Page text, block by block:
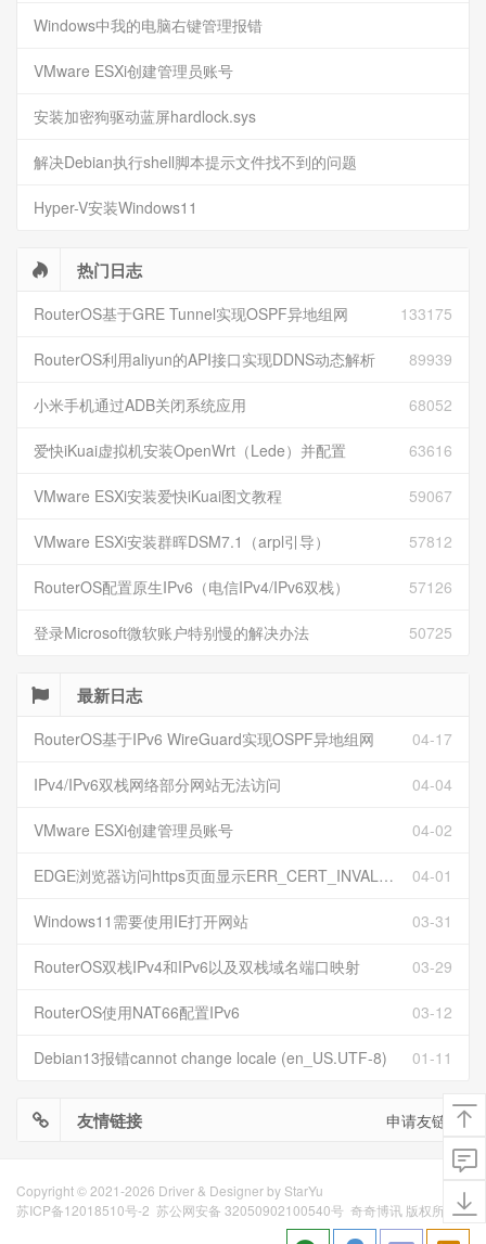
Windows中我的电脑右键管理报错
VMware ESXi创建管理员账号
安装加密狗驱动蓝屏hardlock.sys
解决Debian执行shell脚本提示文件找不到的问题
Hyper-V安装Windows11
热门日志
133175
RouterOS基于GRE Tunnel实现OSPF异地组网
89939
RouterOS利用aliyun的API接口实现DDNS动态解析
68052
小米手机通过ADB关闭系统应用
63616
爱快iKuai虚拟机安装OpenWrt（Lede）并配置
59067
VMware ESXi安装爱快iKuai图文教程
57812
VMware ESXi安装群晖DSM7.1（arpl引导）
57126
RouterOS配置原生IPv6（电信IPv4/IPv6双栈）
50725
登录Microsoft微软账户特别慢的解决办法
最新日志
04-17
RouterOS基于IPv6 WireGuard实现OSPF异地组网
04-04
IPv4/IPv6双栈网络部分网站无法访问
04-02
VMware ESXi创建管理员账号
04-01
EDGE浏览器访问https页面显示ERR_CERT_INVALID且无法跳过继续访问
03-31
Windows11需要使用IE打开网站
03-29
RouterOS双栈IPv4和IPv6以及双栈域名端口映射
03-12
RouterOS使用NAT66配置IPv6
01-11
Debian13报错cannot change locale (en_US.UTF-8)
友情链接 申请友链
Copyright © 2021-2026 Driver & Designer by StarYu
苏ICP备12018510号-2 苏公网安备 32050902100540号 奇奇博讯 版权所有